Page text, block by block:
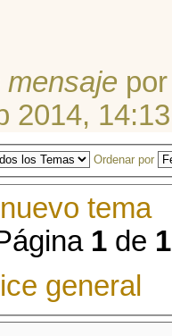
mensaje
2014, 14:13
Ordenar por
tema
1 de 1
general